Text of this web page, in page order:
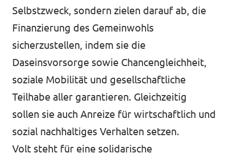
Selbstzweck, sondern zielen darauf ab, die
Finanzierung des Gemeinwohls
sicherzustellen, indem sie die
Daseinsvorsorge sowie Chancengleichheit,
soziale Mobilität und gesellschaftliche
Teilhabe aller garantieren. Gleichzeitig
sollen sie auch Anreize für wirtschaftlich und
sozial nachhaltiges Verhalten setzen.
Volt steht für eine solidarische